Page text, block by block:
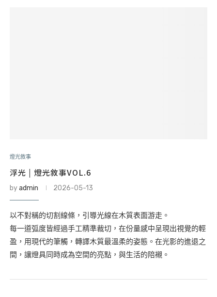
燈光敘事
浮光 | 燈光敘事VOL.6
byadmin 2026-05-13
以不對稱的切割線條，引導光線在木質表面游走。
每一道弧度皆經過手工精準裁切，在份量感中呈現出視覺的輕
盈，用現代的筆觸，轉譯木質最溫柔的姿態。在光影的進退之
間，讓燈具同時成為空間的亮點，與生活的陪襯。